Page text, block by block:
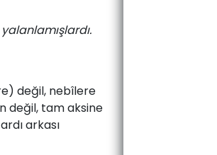
değil, nebîlere
değil, tam aksine
arkası